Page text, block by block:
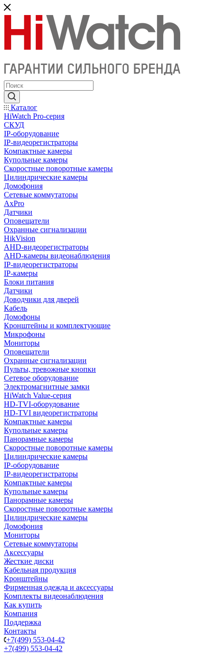
Каталог
HiWatch Pro-серия
CКУД
IP-оборудование
IP-видеорегистраторы
Компактные камеры
Купольные камеры
Скоростные поворотные камеры
Цилиндрические камеры
Домофония
Сетевые коммутаторы
AxPro
Датчики
Оповещатели
Охранные сигнализации
HikVision
AHD-видеорегистраторы
AHD-камеры видеонаблюдения
IP-видеорегистраторы
IP-камеры
Блоки питания
Датчики
Доводчики для дверей
Кабель
Домофоны
Кронштейны и комплектующие
Микрофоны
Мониторы
Оповещатели
Охранные сигнализации
Пульты, тревожные кнопки
Сетевое оборудование
Электромагнитные замки
HiWatch Value-серия
HD-TVI-оборудование
HD-TVI видеорегистраторы
Компактные камеры
Купольные камеры
Панорамные камеры
Скоростные поворотные камеры
Цилиндрические камеры
IP-оборудование
IP-видеорегистраторы
Компактные камеры
Купольные камеры
Панорамные камеры
Скоростные поворотные камеры
Цилиндрические камеры
Домофония
Мониторы
Сетевые коммутаторы
Аксессуары
Жесткие диски
Кабельная продукция
Кронштейны
Фирменная одежда и аксессуары
Комплекты видеонаблюдения
Как купить
Компания
Поддержка
Контакты
+7(499) 553-04-42
+7(499) 553-04-42